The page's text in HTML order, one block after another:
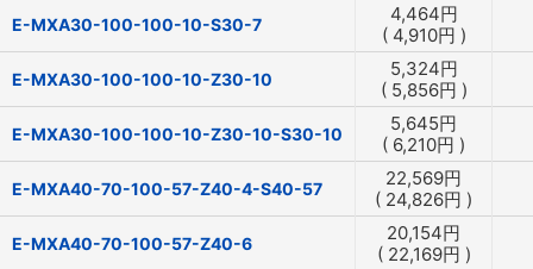
E-MXA30-100-100-10-S30-7 4,464円
( 4,910円 )
E-MXA30-100-100-10-Z30-10 5,324円
( 5,856円 )
E-MXA30-100-100-10-Z30-10-S30-10 5,645円
( 6,210円 )
E-MXA40-70-100-57-Z40-4-S40-57 22,569円
( 24,826円 )
E-MXA40-70-100-57-Z40-6 20,154円
( 22,169円 )